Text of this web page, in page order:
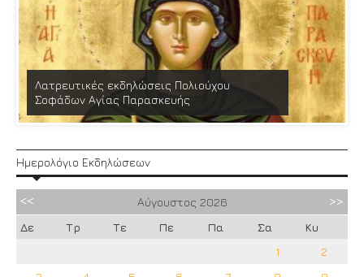
Λατρευτικές εκδηλώσεις Πολιούχου
Σοφάδων Αγίας Παρασκευής
Ημερολόγιο Εκδηλώσεων
Αύγουστος 2026
Δε
Τρ Τε Πε Πα Σα
Κυ
1
2